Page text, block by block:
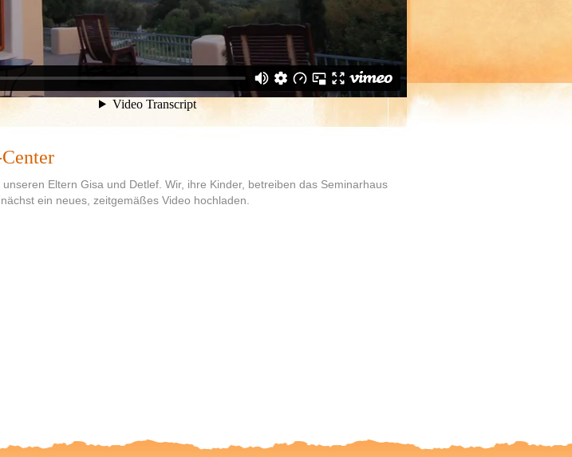
Eltern Gisa und Detlef. Wir, ihre Kinder, betreiben das Seminarhaus
ein neues, zeitgemäßes Video hochladen.